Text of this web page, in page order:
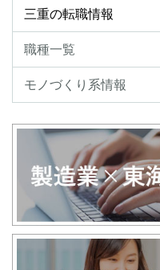
三重の転職情報
職種一覧
モノづくり系情報